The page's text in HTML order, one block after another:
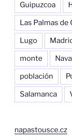
Guipuzcoa
Las Palmas de
Lugo
monte
población
Salamanca
napastousce.cz